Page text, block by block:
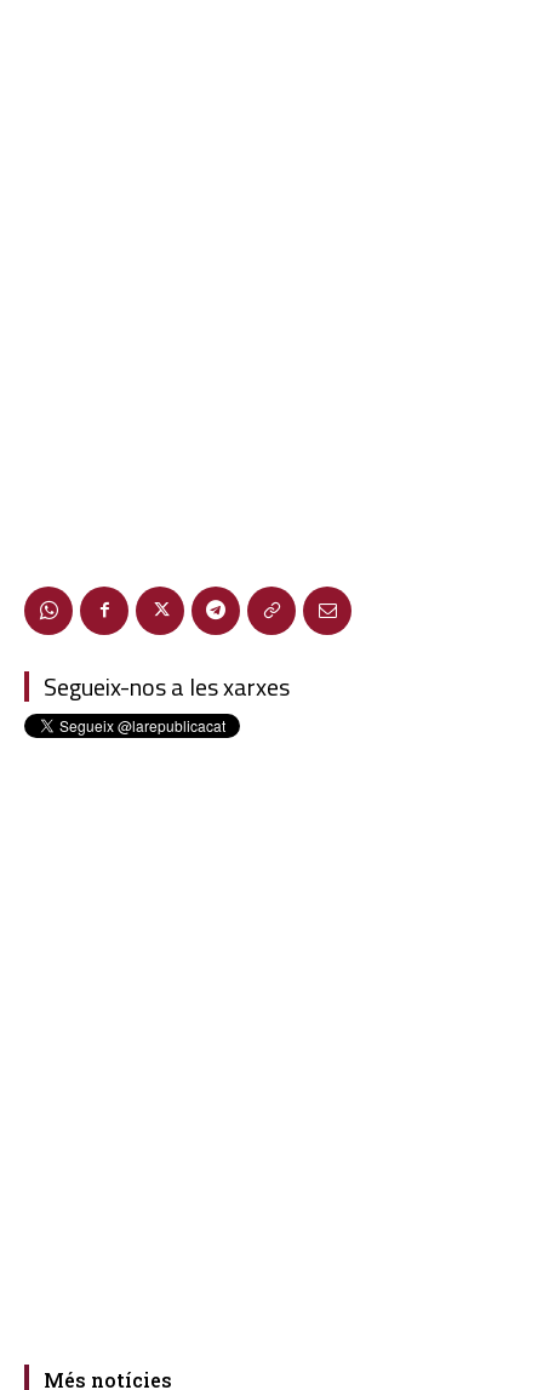
Segueix-nos a les xarxes
Més notícies